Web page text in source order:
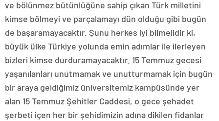
ve bölünmez bütünlüğüne sahip çıkan Türk milletini
kimse bölmeyi ve parçalamayı dün olduğu gibi bugün
de başaramayacaktır. Şunu herkes iyi bilmelidir ki,
büyük ülke Türkiye yolunda emin adımlar ile ilerleyen
bizleri kimse durduramayacaktır. 15 Temmuz gecesi
yaşanılanları unutmamak ve unutturmamak için bugün
bir araya geldiğimiz üniversitemiz kampüsünde yer
alan 15 Temmuz Şehitler Caddesi, o gece şehadet
şerbeti içen her bir şehidimizin adına dikilen fidanlar